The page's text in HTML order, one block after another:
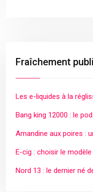
Fraîchement
Les e-liquides à la
Bang king 12000 : le
Amandine aux poires :
E-cig : choisir le
Nord 13 : le dernier né